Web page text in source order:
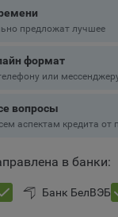
предложат лучшее
формат
или
вопросы
аспектам кредита от
в банки:
Банк БелВЭБ